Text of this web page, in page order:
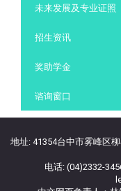
未来发展及专业证照
招生资讯
奖助学金
谘询窗口
地址: 41354台中市雾峰区
电话: (04)2332-